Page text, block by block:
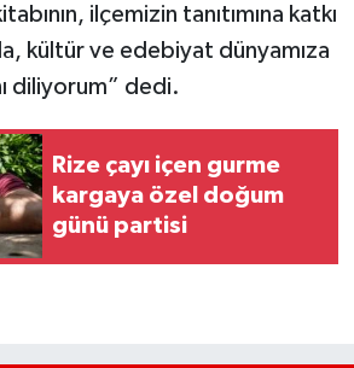
ilçemizin tanıtımına katkı
kültür ve edebiyat dünyamıza
diliyorum” dedi.
Rize çayı içen gurme
kargaya özel doğum
günü partisi